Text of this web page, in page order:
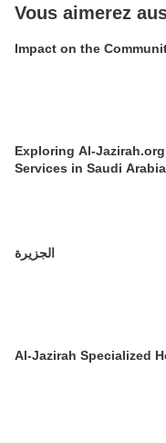
Vous aimerez
Impact on the
Exploring Al-
Services in Saudi Arabia
الجزيرة
Al-Jazirah Specialized